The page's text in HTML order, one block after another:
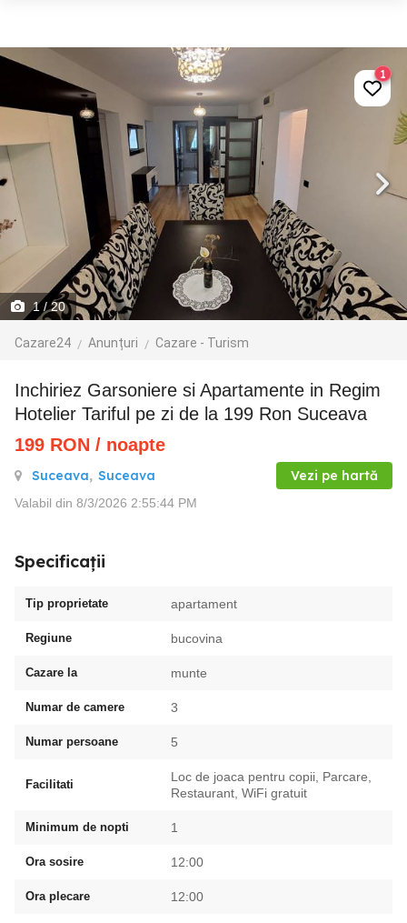
1/ 20
Cazare24 Anunțuri Cazare - Turism
1
Inchiriez Garsoniere si Apartamente in Regim
Hotelier Tariful pe zi de la 199 Ron Suceava
199 RON / noapte
Suceava, Suceava Vezi pe hartă
Valabil din 8/3/2026 2:55:44 PM
Specificații
Tip proprietate apartament
Regiune bucovina
Cazare la munte
Numar de camere 3
Numar persoane 5
Facilitati
Loc de joaca pentru copii, Parcare,
Restaurant, WiFi gratuit
Minimum de nopti 1
Ora sosire 12:00
Ora plecare 12:00